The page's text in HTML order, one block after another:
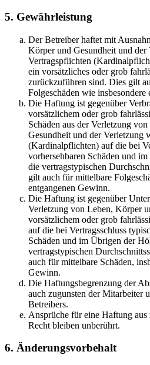
5. Gewährleistung
Der Betreiber haftet mit
Körper und Gesundheit und der
Vertragspflichten
ein vorsätzliches oder grob
zurückzuführen sind. Dies gilt
Folgeschäden wie insbesondere
Die Haftung ist gegenüber
vorsätzlichem oder grob
Schäden aus der Verletzung
Gesundheit und der Verletzung
(Kardinalpflichten) auf die bei
vorhersehbaren Schäden und
die vertragstypischen
gilt auch für mittelbare
entgangenen Gewinn.
Die Haftung ist gegenüber
Verletzung von Leben, Körper
vorsätzlichem oder grob
auf die bei Vertragsschluss
Schäden und im Übrigen der
vertragstypischen
auch für mittelbare Schäden,
Gewinn.
Die Haftungsbegrenzung der
auch zugunsten der Mitarbeiter
Betreibers.
Ansprüche für eine Haftung
Recht bleiben unberührt.
6. Änderungsvorbehalt